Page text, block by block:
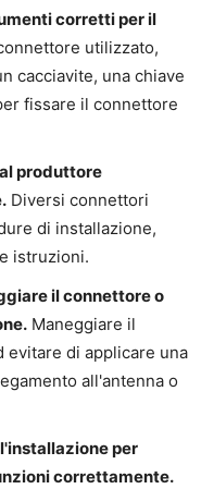
corretti per il
utilizzato,
cacciavite, una chiave
fissare il connettore
produttore
Diversi connettori
di installazione,
istruzioni.
il connettore o
Maneggiare il
evitare di applicare una
all'antenna o
per
correttamente.